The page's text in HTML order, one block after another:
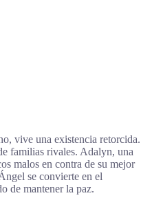
vive una existencia retorcida.
familias rivales. Adalyn, una
malos en contra de su mejor
se convierte en el
de mantener la paz.